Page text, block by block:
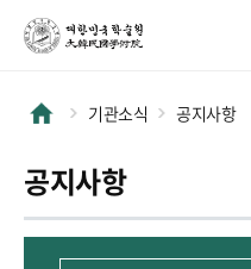
기관소식 공지사항
공지사항